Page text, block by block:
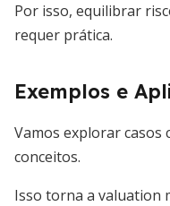
Por isso, equilibrar
requer prática.
Exemplos e
Vamos explorar
conceitos.
Isso torna a valuation